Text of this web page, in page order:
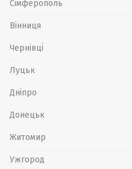
Сімферополь
Вінниця
Чернівці
Луцьк
Дніпро
Донецьк
Житомир
Ужгород